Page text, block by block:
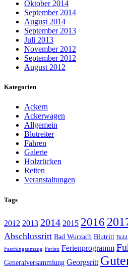
Oktober 2014
September 2014
August 2014
September 2013
Juli 2013
November 2012
September 2012
August 2012
Kategorien
Ackern
Ackerwagen
Allgemein
Blutreiter
Fahren
Galerie
Holzrücken
Reiten
Veranstaltungen
Tags
2012 2013 2014 2015 2016
Abschlussritt Bad Wurzach Blutritt Bühl
Faschingsumzug Ferien Ferienprogramm
Generalversammlung Georgsritt